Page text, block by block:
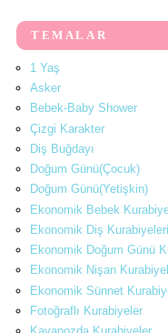
TEMALAR
1 Yaş
Asker
Bebek-Baby Shower
Çizgi Karakter
Diş Buğdayı
Doğum Günü(Çocuk)
Doğum Günü(Yetişkin)
Ekonomik Bebek
Ekonomik Diş Kurabiyeleri
Ekonomik Doğum Günü
Ekonomik Nişan
Ekonomik Sünnet
Fotoğraflı Kurabiyeler